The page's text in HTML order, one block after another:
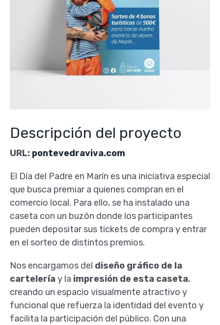
Descripción del proyecto
URL: pontevedraviva.com
El Día del Padre en Marín es una iniciativa especial
que busca premiar a quienes compran en el
comercio local. Para ello, se ha instalado una
caseta con un buzón donde los participantes
pueden depositar sus tickets de compra y entrar
en el sorteo de distintos premios.
Nos encargamos del diseño gráfico de la
carteleríay la impresión de esta caseta,
creando un espacio visualmente atractivo y
funcional que refuerza la identidad del evento y
facilita la participación del público. Con una